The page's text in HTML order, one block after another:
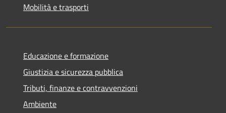
Mobilità e trasporti
Educazione e formazione
Giustizia e sicurezza pubblica
Tributi, finanze e contravvenzioni
Ambiente